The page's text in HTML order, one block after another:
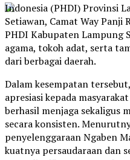
Indonesia (PHDI) Provinsi
Setiawan, Camat Way Panji
PHDI Kabupaten Lampung
agama, tokoh adat, serta
dari berbagai daerah.
Dalam kesempatan
apresiasi kepada
berhasil menjaga sekaligus
secara konsisten.
penyelenggaraan Ngaben
kuatnya persaudaraan dan